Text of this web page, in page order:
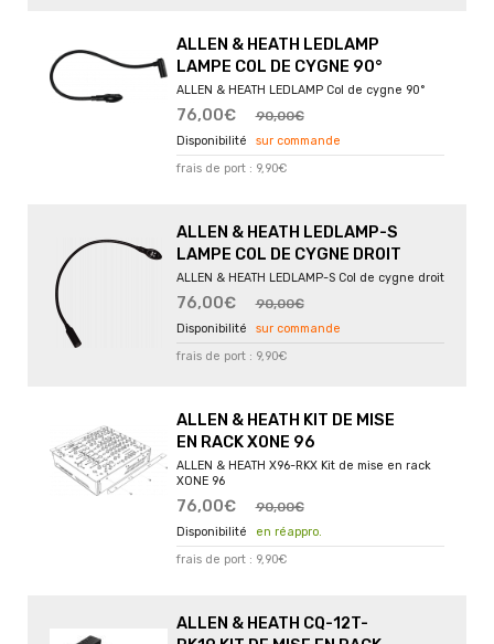
ALLEN & HEATH LEDLAMP
LAMPE COL DE CYGNE 90°
ALLEN & HEATH LEDLAMP Col de cygne 90°
76,00€ 90,00€
sur commande
frais de port : 9,90€
ALLEN & HEATH LEDLAMP-S
LAMPE COL DE CYGNE DROIT
ALLEN & HEATH LEDLAMP-S Col de cygne droit
76,00€ 90,00€
sur commande
frais de port : 9,90€
ALLEN & HEATH KIT DE MISE
EN RACK XONE 96
ALLEN & HEATH X96-RKX Kit de mise en rack
XONE 96
76,00€ 90,00€
en réappro.
frais de port : 9,90€
ALLEN & HEATH CQ-12T-